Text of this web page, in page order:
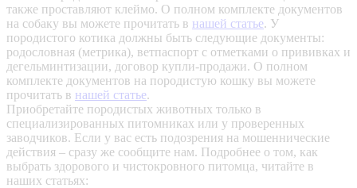
также проставляют клеймо. О полном комплекте документов
на собаку вы можете прочитать в нашей статье. У
породистого котика должны быть следующие документы:
родословная (метрика), ветпаспорт с отметками о прививках и
дегельминтизации, договор купли-продажи. О полном
комплекте документов на породистую кошку вы можете
прочитать в нашей статье.
Приобретайте породистых животных только в
специализированных питомниках или у проверенных
заводчиков. Если у вас есть подозрения на мошеннические
действия – сразу же сообщите нам. Подробнее о том, как
выбрать здорового и чистокровного питомца, читайте в
наших статьях: